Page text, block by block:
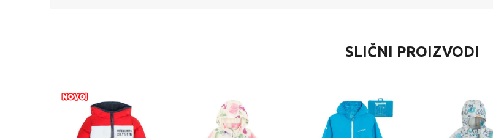
SLIČNI PROIZVODI